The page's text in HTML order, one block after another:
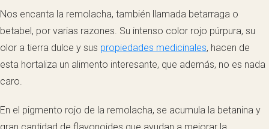
Nos encanta la remolacha, también llamada betarraga o
betabel, por varias razones. Su intenso color rojo púrpura, su
olor a tierra dulce y sus propiedades medicinales, hacen de
esta hortaliza un alimento interesante, que además, no es nada
caro.
En el pigmento rojo de la remolacha, se acumula la betanina y